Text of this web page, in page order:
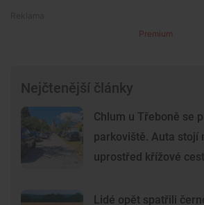
Premium
Nejčtenější články
Chlum u Třeboně se
parkoviště. Auta stojí
uprostřed křížové
Lidé opět spatřili